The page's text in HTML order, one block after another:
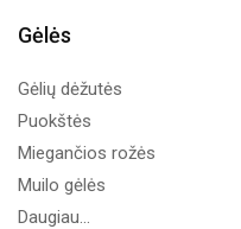
Gėlės
Gėlių dėžutės
Puokštės
Miegančios rožės
Muilo gėlės
Daugiau...